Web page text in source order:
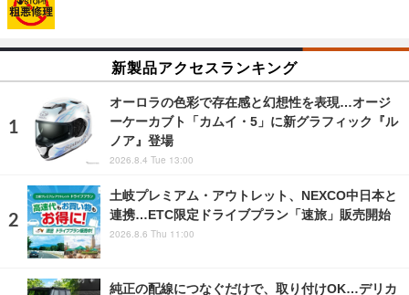
新製品アクセスランキング
オーロラの色彩で存在感と幻想性を表現…オージ
ーケーカブト「カムイ・5」に新グラフィック『ル
ノア』登場
2026.8.4 Tue 13:00
土岐プレミアム・アウトレット、NEXCO中日本と
連携…ETC限定ドライブプラン「速旅」販売開始
2026.8.6 Thu 11:00
純正の配線につなぐだけで、取り付けOK…デリカ